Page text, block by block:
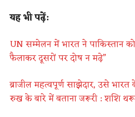
यह भी पढ़ें:
UN सम्मेलन में भारत ने पाकिस्तान
फैलाकर दूसरों पर दोष न मढ़े”
ब्राजील महत्वपूर्ण साझेदार, उसे
रुख के बारे में बताना जरूरी : शशि